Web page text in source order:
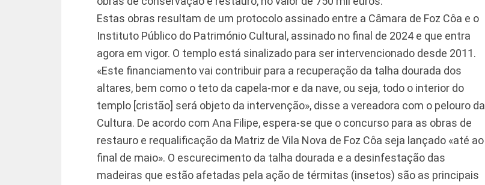
Estas obras resultam de um protocolo assinado entre a Câmara de Foz Côa e o
Instituto Público do Património Cultural, assinado no final de 2024 e que entra
agora em vigor. O templo está sinalizado para ser intervencionado desde 2011.
«Este financiamento vai contribuir para a recuperação da talha dourada dos
altares, bem como o teto da capela-mor e da nave, ou seja, todo o interior do
templo [cristão] será objeto da intervenção», disse a vereadora com o pelouro da
Cultura. De acordo com Ana Filipe, espera-se que o concurso para as obras de
restauro e requalificação da Matriz de Vila Nova de Foz Côa seja lançado «até ao
final de maio». O escurecimento da talha dourada e a desinfestação das
madeiras que estão afetadas pela ação de térmitas (insetos) são as principais